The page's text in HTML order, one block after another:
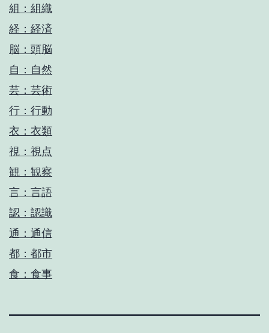
組：組織
経：経済
脳：頭脳
自：自然
芸：芸術
行：行動
衣：衣類
視：視点
観：観察
言：言語
認：認識
通：通信
都：都市
食：食事